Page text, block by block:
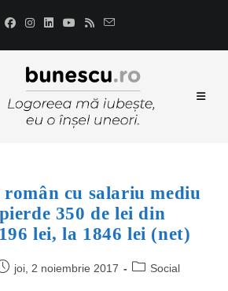
cu salariu mediu
350 de lei din
lei, la 1846 lei (net)
joi, 2 noiembrie 2017 Social